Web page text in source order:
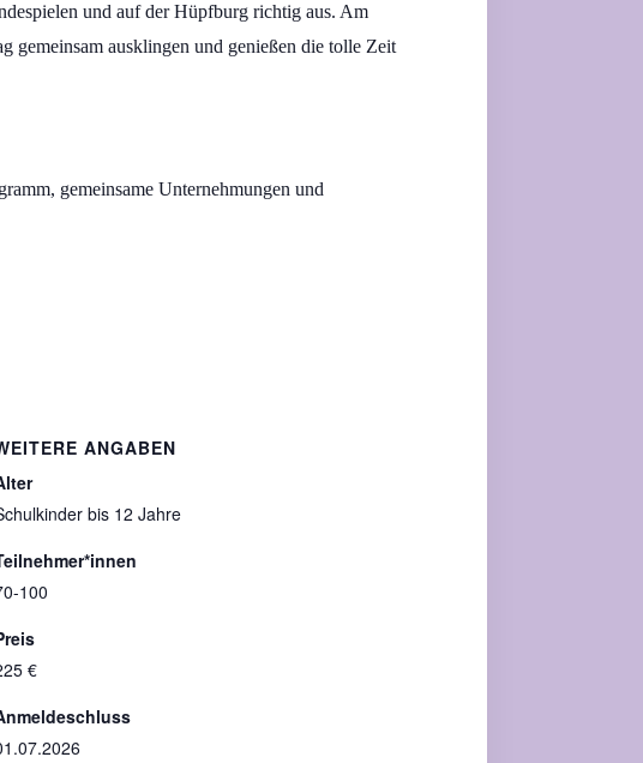
und auf der Hüpfburg richtig aus. Am
gemeinsam ausklingen und genießen die tolle Zeit
gemeinsame Unternehmungen und
ANGABEN
bis 12 Jahre
100
€